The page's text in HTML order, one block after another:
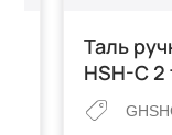
Таль
HSH-C 2